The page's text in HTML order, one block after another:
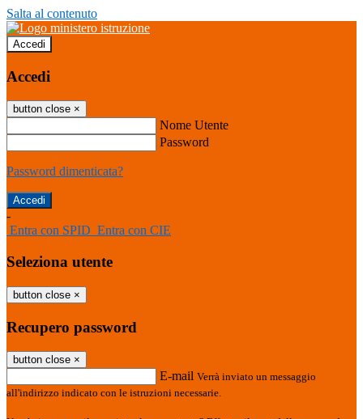
Salta al contenuto
Accedi
Accedi
button close ×
Nome Utente
Password
Password dimenticata?
-
Entra con SPID Entra con CIE
Seleziona utente
button close ×
Recupero password
button close ×
E-mail Verrà inviato un messaggio
all'indirizzo indicato con le istruzioni necessarie.